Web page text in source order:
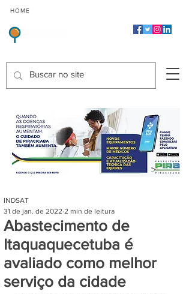
HOME
Abastecimento de
Itaquaquecetuba é
avaliado como melhor
serviço da cidade
INDSAT
31 de jan. de 2022 2 min de leitura